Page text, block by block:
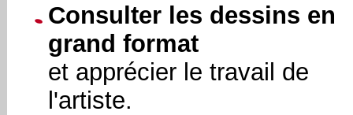
Consulter les dessins en
grand format
et apprécier le travail de
l'artiste.